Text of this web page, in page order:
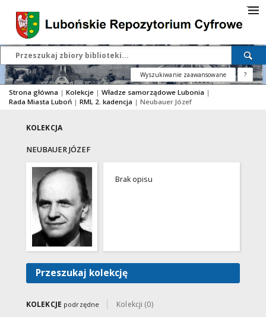
Wyszukiwanie zaawansowane ?
Strona główna | Kolekcje | Władze samorządowe Lubonia |
Rada Miasta Luboń | RML 2. kadencja | Neubauer Józef
KOLEKCJA
NEUBAUER JÓZEF
Brak opisu
Przeszukaj kolekcję
KOLEKCJE podrzędne Kolekcji (0)